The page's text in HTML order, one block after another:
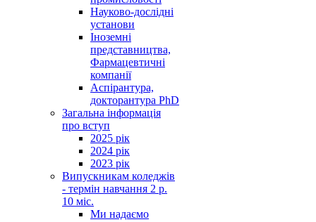
Науково-дослідні
установи
Іноземні
представництва,
Фармацевтичні
компанії
Аспірантура,
докторантура PhD
Загальна інформація
про вступ
2025 рік
2024 рік
2023 рік
Випускникам коледжів
- термін навчання 2 р.
10 міс.
Ми надаємо